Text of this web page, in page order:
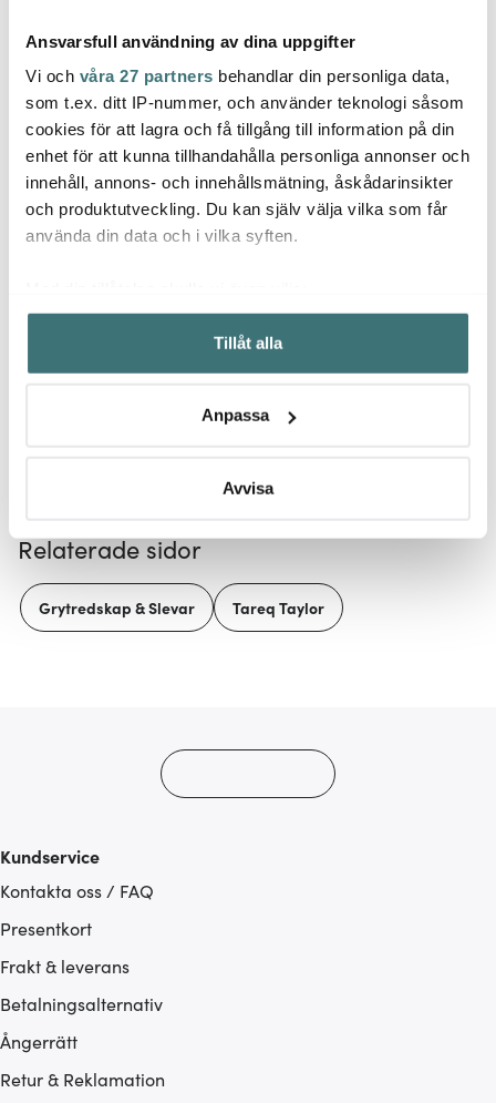
Ansvarsfull användning av dina uppgifter
Vi och våra 27 partners behandlar din personliga data,
som t.ex. ditt IP-nummer, och använder teknologi såsom
cookies för att lagra och få tillgång till information på din
enhet för att kunna tillhandahålla personliga annonser och
innehåll, annons- och innehållsmätning, åskådarinsikter
och produktutveckling. Du kan själv välja vilka som får
använda din data och i vilka syften.
Samla in information om din geografiska plats som
kan ha en noggrannhet på upp till flera meter
Identifiera din enhet genom att aktivt skanna den för
Ta reda på mer om hur dina personliga uppgifter
Du kan ändra eller dra tillbaka ditt samtycke när som
Vi använder cookies för att innehållet och annonserna
ska anpassas efter det som vi tror att du tycker om. Det
gör också att vi kan analysera vår trafik och göra
Tillåt alla
Anpassa
Avvisa
Hackit
Hackit Köttfärshackare
22,5 cm Svart
129 kr
Le Creuset
Oval grytskedshållare
15 cm Bleu Riviera
209 kr
Låt dig inspireras av våra kunder
Relaterade sidor
Grytredskap & Slevar Tareq Taylor
Kundservice
Kontakta oss / FAQ
Presentkort
Frakt & leverans
Betalningsalternativ
Ångerrätt
Retur & Reklamation